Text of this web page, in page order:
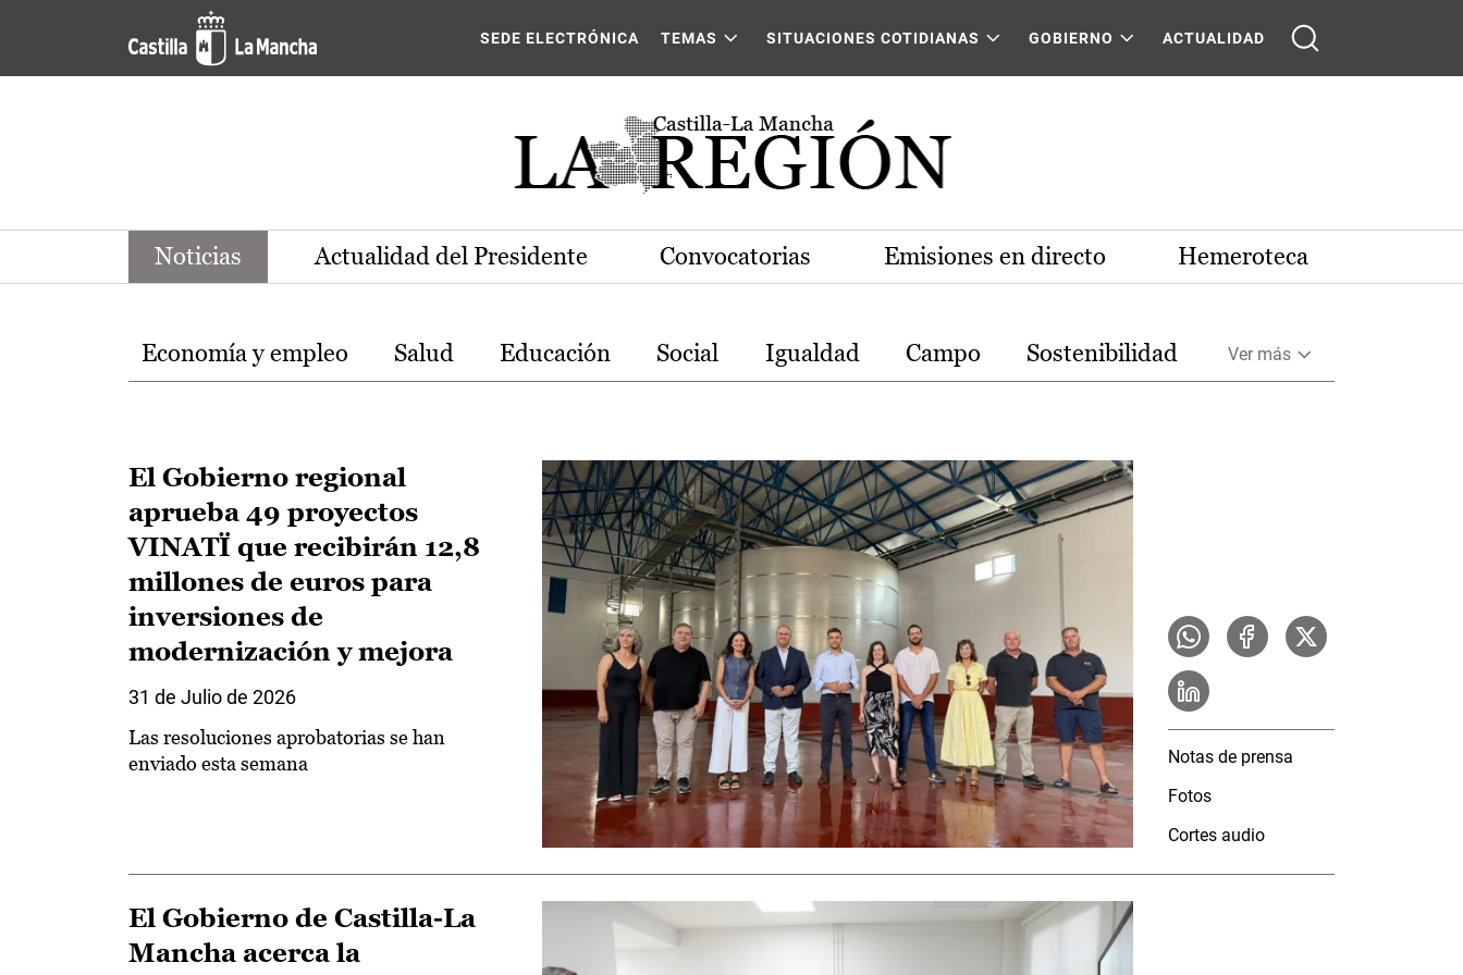
Pasar al contenido principal
Noticias de la región de Castilla-La Mancha
SEDE ELECTRÓNICA TEMAS SITUACIONES COTIDIANAS GOBIERNO ACTUALIDAD
Noticias Actualidad del Presidente Convocatorias Emisiones en directo Hemeroteca
Temas
Economía y empleo Salud Educación Social Igualdad Campo Sostenibilidad Ver más
El Gobierno regional
aprueba 49 proyectos
VINATÏ que recibirán 12,8
millones de euros para
inversiones de
modernización y mejora
31 de Julio de 2026
Las resoluciones aprobatorias se han
enviado esta semana
Notas de prensa
Fotos
Cortes audio
El Gobierno de Castilla-La
Mancha acerca la